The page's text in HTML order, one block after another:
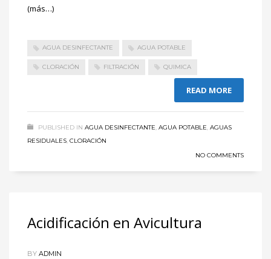
(más…)
AGUA DESINFECTANTE AGUA POTABLE
CLORACIÓN FILTRACIÓN QUIMICA
READ MORE
PUBLISHED IN AGUA DESINFECTANTE, AGUA POTABLE, AGUAS
RESIDUALES, CLORACIÓN
NO COMMENTS
Acidificación en Avicultura
BY ADMIN